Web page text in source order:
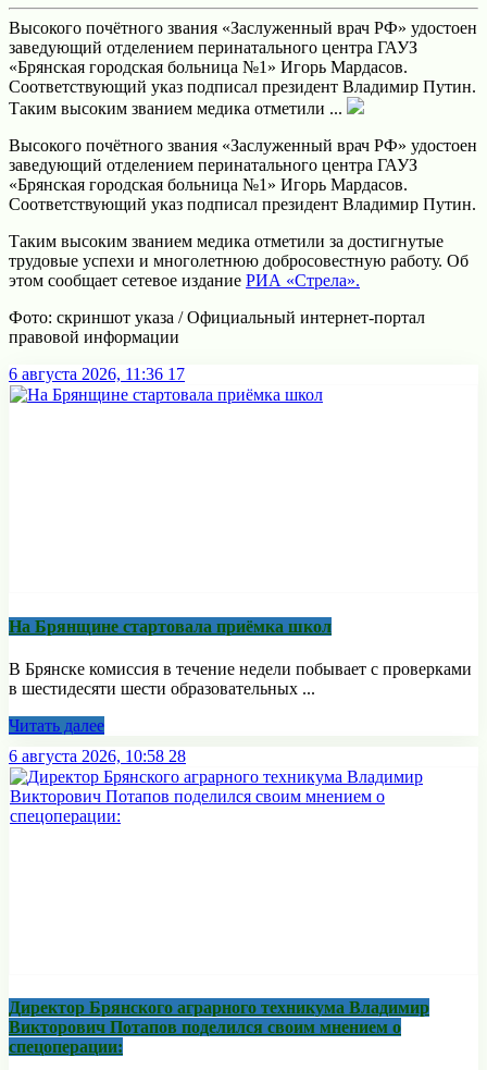
Высокого почётного звания «Заслуженный врач РФ» удостоен
заведующий отделением перинатального центра ГАУЗ
«Брянская городская больница №1» Игорь Мардасов.
Соответствующий указ подписал президент Владимир Путин.
Таким высоким званием медика отметили ...
Высокого почётного звания «Заслуженный врач РФ» удостоен
заведующий отделением перинатального центра ГАУЗ
«Брянская городская больница №1» Игорь Мардасов.
Соответствующий указ подписал президент Владимир Путин.
Таким высоким званием медика отметили за достигнутые
трудовые успехи и многолетнюю добросовестную работу. Об
этом сообщает сетевое издание РИА «Стрела».
Фото: скриншот указа / Официальный интернет-портал
правовой информации
6 августа 2026, 11:36 17
На Брянщине стартовала приёмка школ
В Брянске комиссия в течение недели побывает с проверками
в шестидесяти шести образовательных ...
Читать далее
6 августа 2026, 10:58 28
Директор Брянского аграрного техникума Владимир
Викторович Потапов поделился своим мнением о
спецоперации: